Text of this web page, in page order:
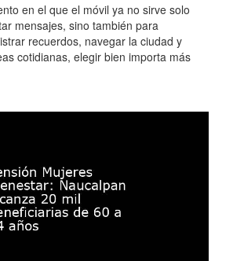
en el que el móvil ya no sirve solo
mensajes, sino también para
recuerdos, navegar la ciudad y
cotidianas, elegir bien importa más